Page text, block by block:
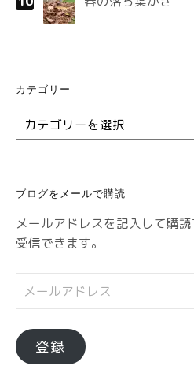
カテゴリー
カ
テ
ー
ブログをメールで購読
メールアドレスを記入して購
受信できます。
ー
ア
ド
登録